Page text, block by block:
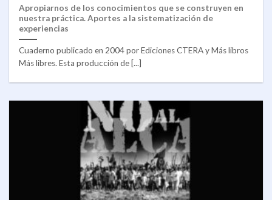
Apropiarnos de los conocimientos que se construyen en
nuestra práctica. Aportes a la sistematización de
experiencias
Cuaderno publicado en 2004 por Ediciones CTERA y Más libros
Más libres. Esta producción de [...]